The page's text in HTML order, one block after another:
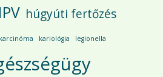
húgyúti fertőzés
karcinóma kariológia legionella